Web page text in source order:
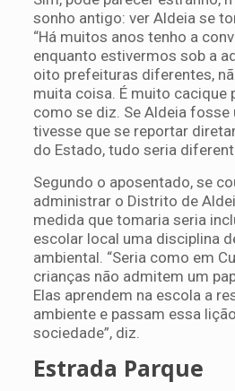
sonho antigo: ver Aldeia se
“Há muitos anos tenho a
enquanto estivermos sob a
oito prefeituras diferentes,
muita coisa. É muito cacique
como se diz. Se Aldeia
tivesse que se reportar
do Estado, tudo seria
Segundo o aposentado, se
administrar o Distrito de
medida que tomaria seria
escolar local uma disciplina
ambiental. “Seria como em
crianças não admitem um
Elas aprendem na escola a
ambiente e passam essa
sociedade”, diz.
Estrada Parque